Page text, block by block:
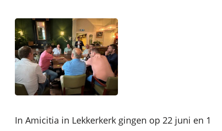
In Amicitia in Lekkerkerk gingen op 22 juni en 1